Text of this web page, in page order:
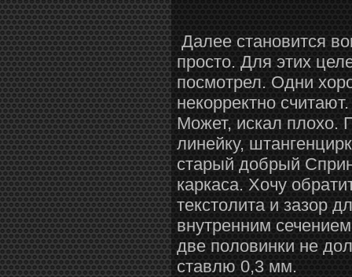
Далее становится
просто. Для этих
посмотрел. Одни
некорректно
Может, искал плохо.
линейку,
старый добрый
каркаса. Хочу
текстолита и зазор
внутренним
две половинки не
ставлю 0,3 мм.